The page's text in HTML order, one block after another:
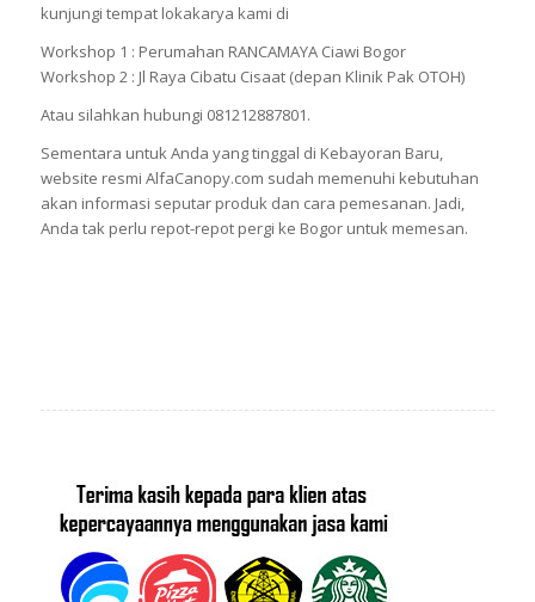
kunjungi tempat lokakarya kami di
Workshop 1 : Perumahan RANCAMAYA Ciawi Bogor
Workshop 2 : Jl Raya Cibatu Cisaat (depan Klinik Pak OTOH)
Atau silahkan hubungi 081212887801.
Sementara untuk Anda yang tinggal di Kebayoran Baru,
website resmi AlfaCanopy.com sudah memenuhi kebutuhan
akan informasi seputar produk dan cara pemesanan. Jadi,
Anda tak perlu repot-repot pergi ke Bogor untuk memesan.